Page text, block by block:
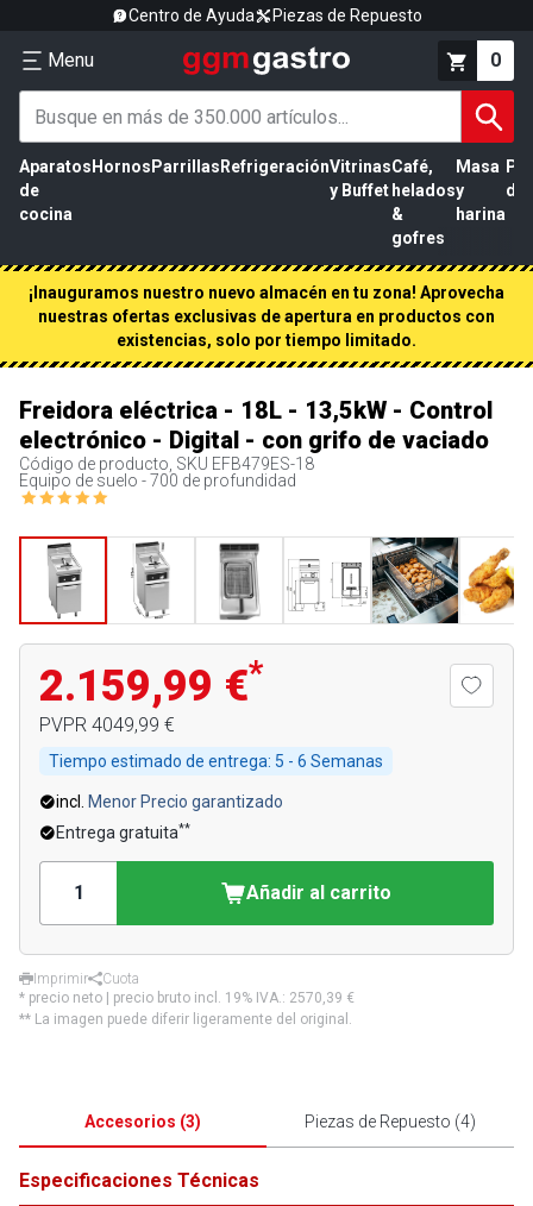
Centro de Ayuda Piezas de Repuesto
Menu 0
Aparatos
de
cocina
Hornos Parrillas RefrigeraciónVitrinas
y Buffet
Café,
helados
&
gofres
Masa
y
harina
de
¡Inauguramos nuestro nuevo almacén en tu zona! Aprovecha
nuestras ofertas exclusivas de apertura en productos con
existencias, solo por tiempo limitado.
Freidora eléctrica - 18L - 13,5kW - Control
electrónico - Digital - con grifo de vaciado
Código de producto, SKU EFB479ES-18
Equipo de suelo - 700 de profundidad
2.159,99 €*
PVPR 4049,99 €
Tiempo estimado de entrega: 5 - 6 Semanas
incl.
Menor Precio garantizado
Entrega gratuita**
Añadir al carrito
Imprimir
Cuota
* precio neto | precio bruto incl. 19% IVA.: 2570,39 €
** La imagen puede diferir ligeramente del original.
Accesorios (3) Piezas de Repuesto (4)
Especificaciones Técnicas